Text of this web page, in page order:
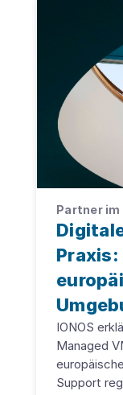
Partner
Praxis:
IONOS
Managed
Support